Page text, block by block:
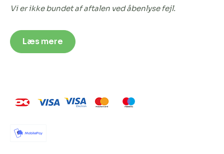
Vi er ikke bundet af aftalen ved åbenlyse fejl.
Læs mere